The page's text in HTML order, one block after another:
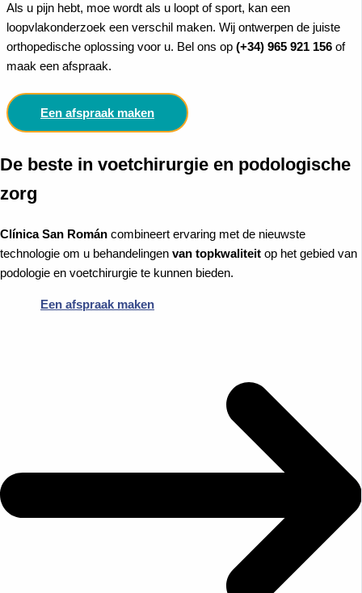
Als u pijn hebt, moe wordt als u loopt of sport, kan een
loopvlakonderzoek een verschil maken. Wij ontwerpen de juiste
orthopedische oplossing voor u. Bel ons op (+34) 965 921 156 of
maak een afspraak.
Een afspraak maken
De beste in voetchirurgie en podologische
zorg
Clínica San Román combineert ervaring met de nieuwste
technologie om u behandelingen van topkwaliteit op het gebied van
podologie en voetchirurgie te kunnen bieden.
Een afspraak maken